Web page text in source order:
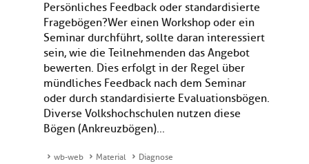
Persönliches Feedback oder standardisierte
Fragebögen?Wer einen Workshop oder ein
Seminar durchführt, sollte daran interessiert
sein, wie die Teilnehmenden das Angebot
bewerten. Dies erfolgt in der Regel über
mündliches Feedback nach dem Seminar
oder durch standardisierte Evaluationsbögen.
Diverse Volkshochschulen nutzen diese
Bögen (Ankreuzbögen)...
wb-web Material
Diagnose